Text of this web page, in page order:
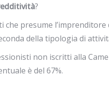
?
che presume
della tipologia di
non iscritti alla
è del 67%.